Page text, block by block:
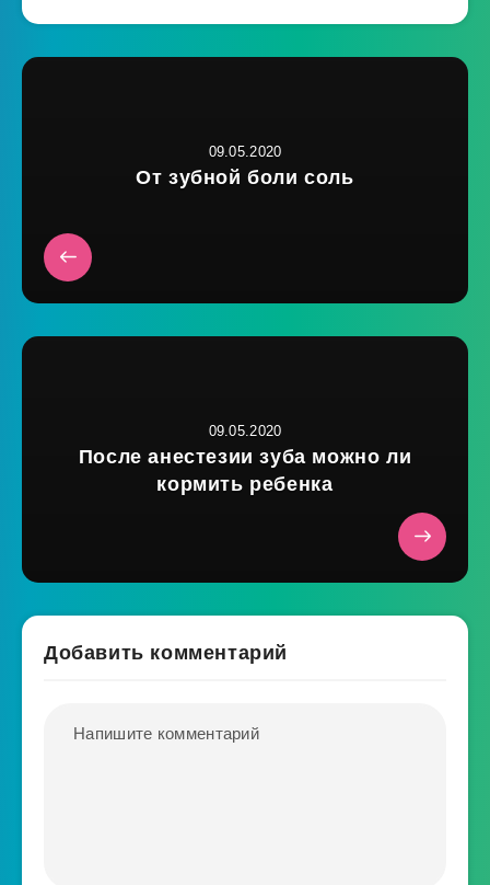
09.05.2020
От зубной боли соль
09.05.2020
После анестезии зуба можно ли
кормить ребенка
Добавить комментарий